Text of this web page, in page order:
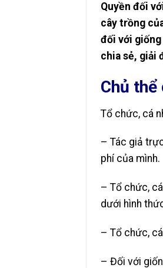
Quyền đối
cây trồng
đối với
chia sẻ, giải
Chủ
Tổ chức, cá
– Tác giả
phí của mình.
– Tổ chức,
dưới hình
– Tổ chức,
– Đối với